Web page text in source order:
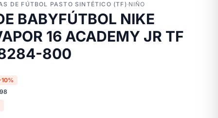
DE FÚTBOL PASTO SINTÉTICO (TF)·NIÑO
BABYFÚTBOL NIKE
16 ACADEMY JR TF
800